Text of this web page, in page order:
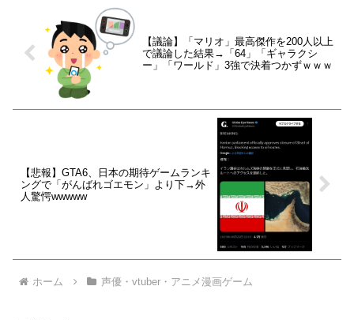
【議論】「マリオ」最高傑作を200人以上
で議論した結果→「64」「ギャラクシ
ー」「ワールド」3強で決着つかずｗｗｗ
【悲報】GTA6、日本の期待ゲームランキ
ングで「がんばれゴエモン」より下→外
人驚愕wwwww
ホーム 声優・vtuber・アニメ漫画ゲーム